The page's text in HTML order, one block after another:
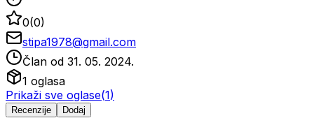
0(0)
stipa1978@gmail.com
Član od 31. 05. 2024.
1 oglasa
Prikaži sve oglase(1)
Recenzije Dodaj